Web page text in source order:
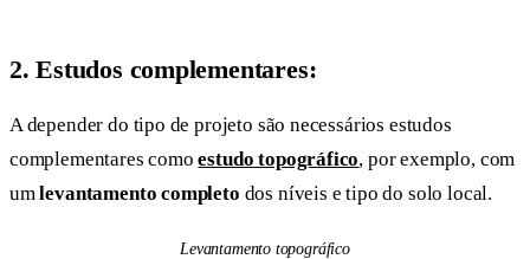
2.Estudos complementares:
A depender do tipo de projeto são necessários estudos
complementares comoestudo topográfico, por exemplo, com
um levantamento completo dos níveis e tipo do solo local.
Levantamento topográfico